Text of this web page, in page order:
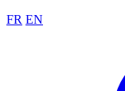
FR EN